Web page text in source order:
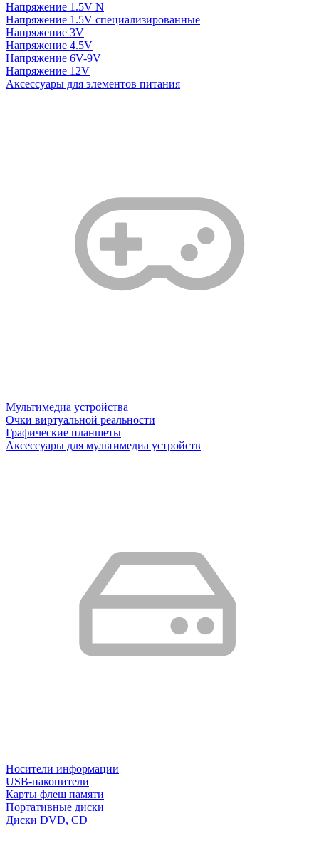
Напряжение 1.5V N
Напряжение 1.5V специализированные
Напряжение 3V
Напряжение 4.5V
Напряжение 6V-9V
Напряжение 12V
Аксессуары для элементов питания
Мультимедиа устройства
Очки виртуальной реальности
Графические планшеты
Аксессуары для мультимедиа устройств
Носители информации
USB-накопители
Карты флеш памяти
Портативные диски
Диски DVD, CD